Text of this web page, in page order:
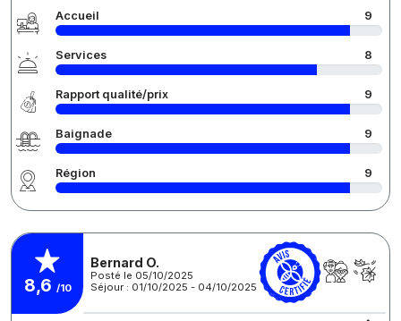
Accueil 9
Services 8
Rapport qualité/prix 9
Baignade 9
Région 9
8,6 /10
Bernard O.
Posté le 05/10/2025
Séjour : 01/10/2025 - 04/10/2025